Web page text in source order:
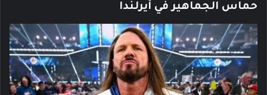
حماس الجماهير في أيرلندا